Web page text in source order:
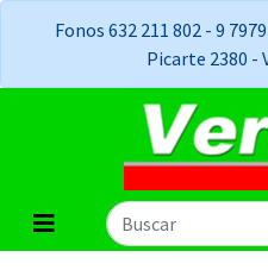
Fonos 632 211 802 - 9
Picarte 2380 -